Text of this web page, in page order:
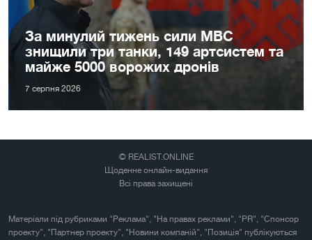
За минулий тижень сили МВС
знищили три танки, 149 артсистем та
майже 5000 ворожих дронів
7 серпня 2026
© REALIST.ONLINE
Щоденне онлайн-видання
Всі права захищені
Матеріали під рубриками "Реклама", "На правах реклами", "PR", "Спонсор
проекту", "Партнер проекту", "Новини компаній", "Позиція" публікуються